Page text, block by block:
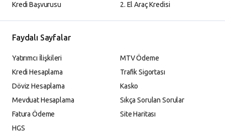
Kredi Başvurusu
2. El Araç Kredisi
Faydalı Sayfalar
Yatırımcı İlişkileri
Kredi Hesaplama
Döviz Hesaplama
Mevduat Hesaplama
Fatura Ödeme
HGS
MTV Ödeme
Trafik Sigortası
Kasko
Sıkça Sorulan Sorular
Site Haritası